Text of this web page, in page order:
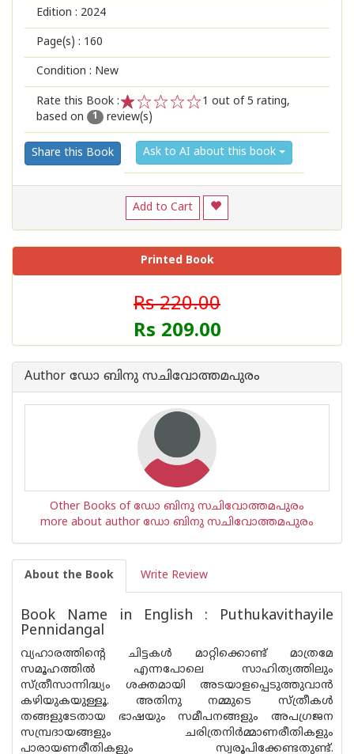
Edition : 2024
Page(s) : 160
Condition : New
Rate this Book :
2
1
1 out of 5 rating,
based on
1 review(s)
Share this Book Ask to AI about this book
Add to Cart
Printed Book
Rs 220.00
Rs 209.00
Author ഡോ ബിനു സചിവോത്തമപുരം
Other Books of ഡോ ബിനു സചിവോത്തമപുരം
more about author ഡോ ബിനു സചിവോത്തമപുരം
About the Book Write Review
Book Name in English : Puthukavithayile
Pennidangal
വ്യഹാരത്തിൻ്റെ ചിട്ടകൾ മാറ്റിക്കൊണ്ട് മാത്രമേ
സമൂഹത്തിൽ എന്നപോലെ സാഹിത്യത്തിലും
സ്ത്രീസാന്നിദ്ധ്യം ശക്തമായി അടയാളപ്പെടുത്തുവാൻ
കഴിയുകയുള്ളൂ. അതിനു നമ്മുടെ സ്ത്രീകൾ
തങ്ങളുടേതായ ഭാഷയും സമീപനങ്ങളും അപഗ്രജന
സമ്പ്രദായങ്ങളും ചരിത്രനിർമ്മാണരീതികളും
പാരായണരീതികളും സ്വരൂപിക്കേണ്ടതുണ്ട്.